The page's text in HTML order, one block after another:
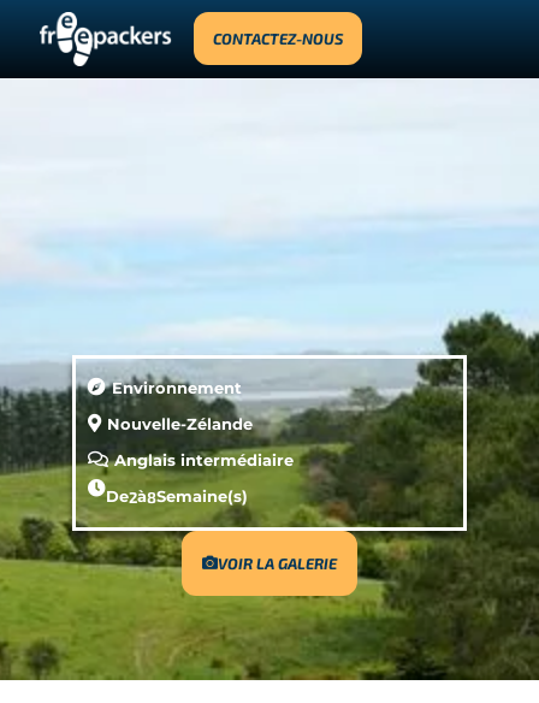
CONTACTEZ-NOUS
Environnement
Nouvelle-Zélande
Anglais intermédiaire
De2à8Semaine(s)
VOIR LA GALERIE